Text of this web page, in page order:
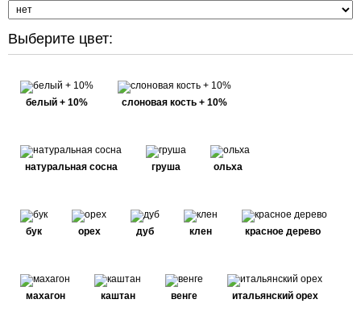
Выберите цвет:
белый + 10% слоновая кость + 10%
натуральная сосна груша ольха
бук орех дуб клен красное дерево
махагон каштан венге итальянский орех